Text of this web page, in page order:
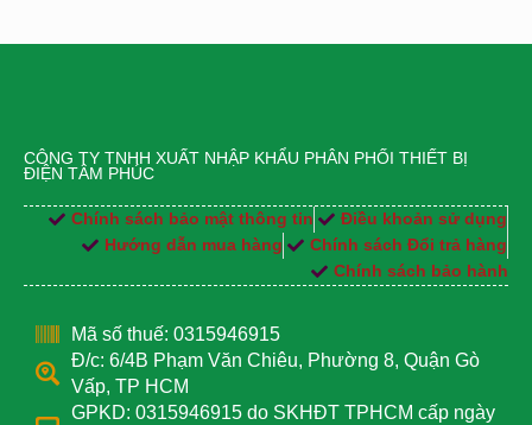
CÔNG TY TNHH XUẤT NHẬP KHẨU PHÂN PHỐI THIẾT BỊ
ĐIỆN TÂM PHÚC
Chính sách bảo mật thông tin
Điều khoản sử dụng
Hướng dẫn mua hàng
Chính sách Đổi trả hàng
Chính sách bảo hành
Mã số thuế: 0315946915
Đ/c: 6/4B Phạm Văn Chiêu, Phường 8, Quận Gò
Vấp, TP HCM
GPKD: 0315946915 do SKHĐT TPHCM cấp ngày